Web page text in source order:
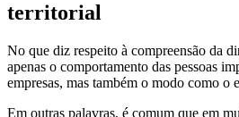
territorial
No que diz respeito à compreensão da
apenas o comportamento das pessoas
empresas, mas também o modo como o
Em outras palavras, é comum que em